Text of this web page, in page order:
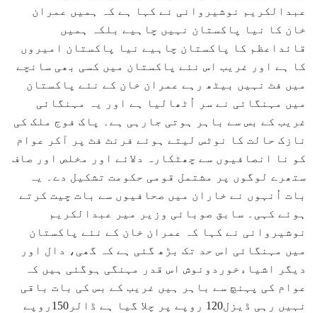
عبدالکریم نوشیروانی نے کہا ہے کہ ہمیں عمران
خان کا نیا پاکستان نہیں چاہیے بلکہ ہمیں
قائداعظم کا پاکستان چاہیے نیا پاکستان امیروں
کا ہے اور غریب اس نئے پاکستان میں کسی بھی سانچے
میں فٹ نہیں بیٹھ رہے عمران خان کے نئے پاکستان
میں مہنگائی نے سر اُٹھالیا ہے اور یہ مہنگائی
غریب کے بس سے باہر ہوتی جارہی ہے۔ پاک فوج ملک کی
نازک حالت کا نوٹس لیتے ہوئے فرنٹ فٹ پر آکر عوام
کو نا انصافیوں سے چھٹکارہ دلائے اور مخلص اور صاف
ستھرے لوگوں پر مشتمل قومی حکومت تشکیل دے۔ یہ
بات اُنہوں نے خاران میں صحافیوں سے بات چیت کرتے
ہوئے کہی۔ سابق صوبائی وزیر میر عبدالکریم
نوشیروانی نے کہا کہ عمران خان کے نئے پاکستان
میں مہنگائی اس حد تک بڑھ گئی ہے کہ گھی، دال اور
دیگر اشیاءخوردونوش اس قدر مہنگی ہوگئی ہیں کہ
عوام کی پہنچ سے باہر ہیں غریب کے بس کی بات باقی
نہیں رہی ڈیزل120 روپے پر چلا گیا ہے ڈالر150روپے